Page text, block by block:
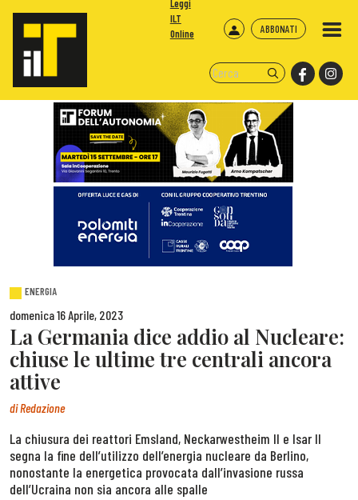
ABBONATI
Leggi
ILT
Online
ENERGIA
domenica 16 Aprile, 2023
La Germania dice addio al Nucleare:
chiuse le ultime tre centrali ancora
attive
diRedazione
La chiusura dei reattori Emsland, Neckarwestheim II e Isar II
segna la fine dell’utilizzo dell’energia nucleare da Berlino,
nonostante la energetica provocata dall’invasione russa
dell’Ucraina non sia ancora alle spalle